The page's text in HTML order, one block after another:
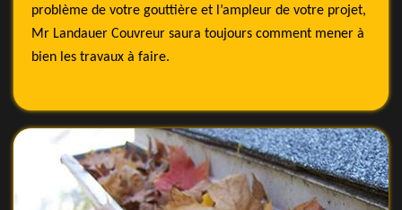
problème de votre gouttière et l’ampleur de votre projet,
Mr Landauer Couvreur saura toujours comment mener à
bien les travaux à faire.